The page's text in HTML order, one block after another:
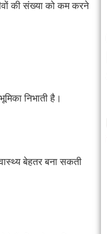
की संख्या को कम करने
निभाती है।
बेहतर बना सकती